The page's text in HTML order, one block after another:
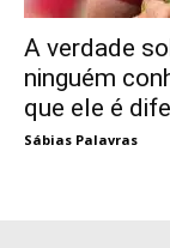
A verdade
ninguém
que ele é
Sábias Palavras